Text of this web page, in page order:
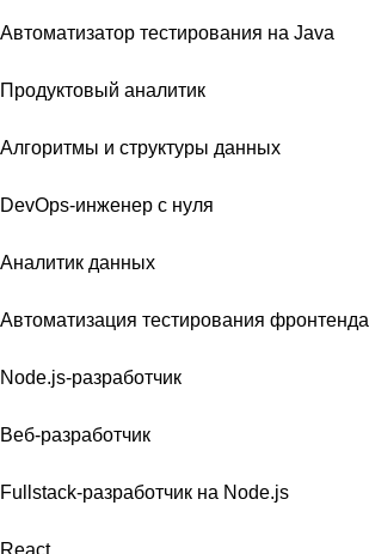
Автоматизатор тестирования на Java
Продуктовый аналитик
Алгоритмы и структуры данных
DevOps-инженер с нуля
Аналитик данных
Автоматизация тестирования фронтенда
Node.js-разработчик
Веб-разработчик
Fullstack-разработчик на Node.js
React